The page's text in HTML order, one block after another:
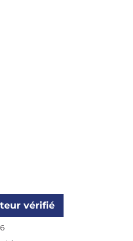
vérifié